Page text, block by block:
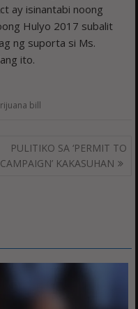
ay isinantabi noong
Hulyo 2017 subalit
ng suporta si Ms.
ito.
bill
PULITIKO SA ‘PERMIT TO
CAMPAIGN’ KAKASUHAN